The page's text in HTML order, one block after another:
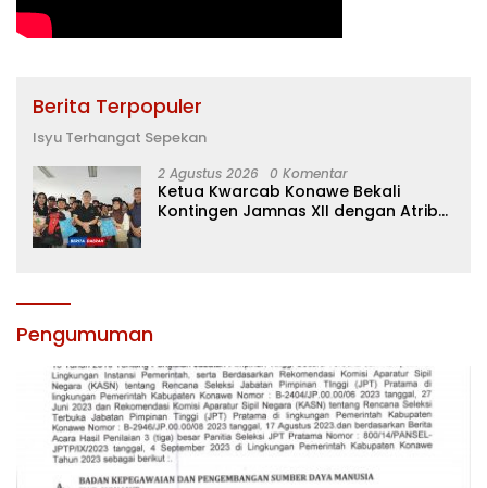
Berita Terpopuler
Isyu Terhangat Sepekan
2 Agustus 2026 0 Komentar
Ketua Kwarcab Konawe Bekali
Kontingen Jamnas XII dengan Atribut
Pengumuman